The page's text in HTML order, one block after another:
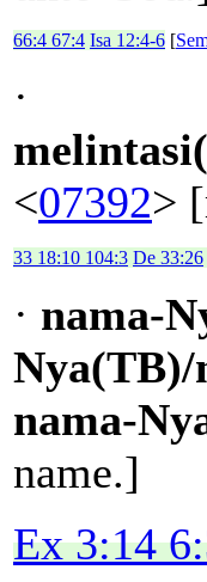
66:4 67:4 Isa 12:4-6 [
·
<07392>
33 18:10 104:3 De 33:26
· nama-
Nya(TB)/
nama-
name.]
Ex 3:14